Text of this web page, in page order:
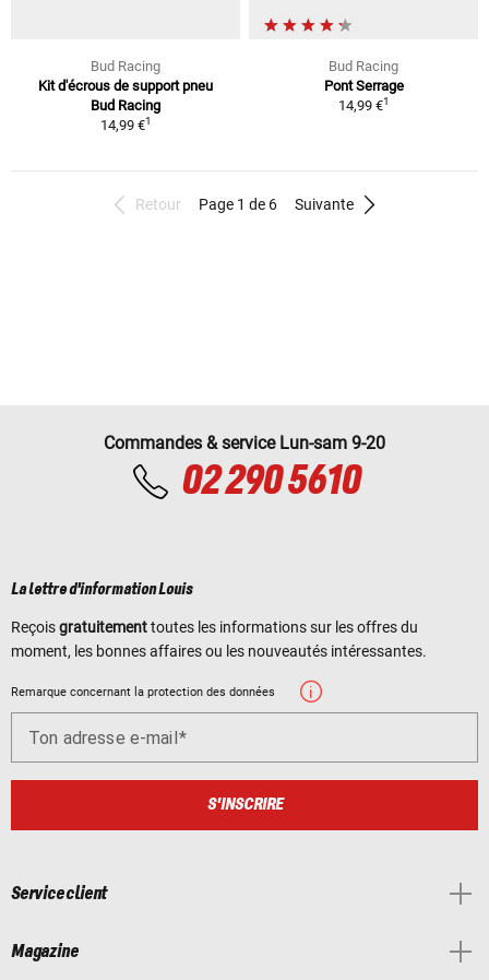
Bud Racing
Kit d'écrous de support pneu
Bud Racing
14,99 €1
Bud Racing
Pont Serrage
14,99 €1
Retour Page 1 de 6 Suivante
Commandes & service Lun-sam 9-20
02 290 5610
La lettre d'information Louis
Reçoisgratuitementtoutes les informations sur les offres du
moment, les bonnes affaires ou les nouveautés intéressantes.
Remarque concernant la protection des données
Ton adresse e-mail
S'INSCRIRE
Service client
Magazine